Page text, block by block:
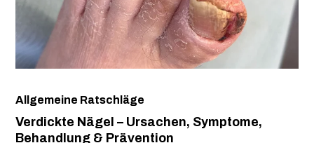
Allgemeine Ratschläge
Verdickte Nägel – Ursachen, Symptome,
Behandlung & Prävention